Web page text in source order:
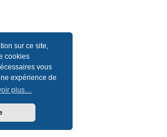
sur ce site,
cookies
vous
expérience de
plus…